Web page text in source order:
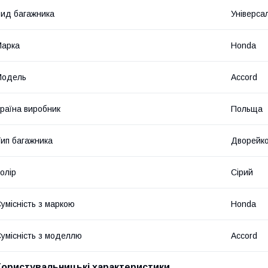
багажника
Honda
Accord
виробник Польща
багажника
Сірий
з маркою Honda
з моделлю Accord